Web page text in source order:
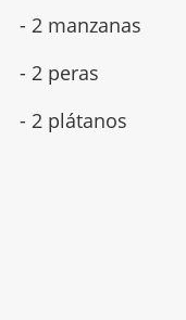
- 2 manzanas
- 2 peras
- 2 plátanos